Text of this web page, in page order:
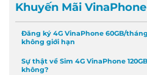
Khuyến Mãi VinaPhone
Đăng ký 4G VinaPhone 60GB/
không giới hạn
Sự thật về Sim 4G VinaPhone
không?